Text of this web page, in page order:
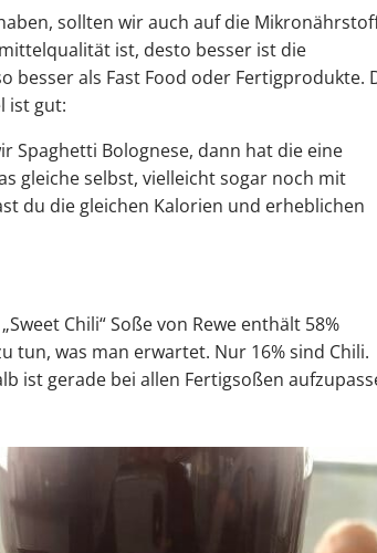
sollten wir auch auf die
ist, desto besser ist die
besser als Fast Food oder Fertigprodukte.
ist gut:
Spaghetti Bolognese, dann hat die eine
gleiche selbst, vielleicht sogar noch mit
du die gleichen Kalorien und erheblichen
Chili“ Soße von Rewe enthält 58%
tun, was man erwartet. Nur 16% sind Chili.
ist gerade bei allen Fertigsoßen